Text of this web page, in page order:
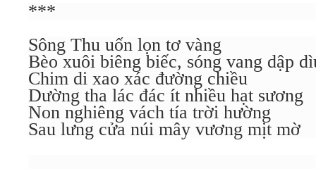
***
Sông Thu uốn lọn tơ vàng
Bèo xuôi biêng biếc, sóng vang dập
Chim di xao xác đường chiều
Dường tha lác đác ít nhiều hạt sương
Non nghiêng vách tía trời hường
Sau lưng cửa núi mây vương mịt mờ